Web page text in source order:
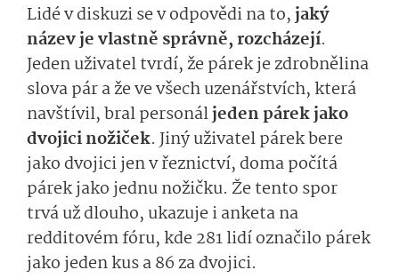
Lidé v diskuzi se v odpovědi na to, jaký
název je vlastně správně, rozcházejí.
Jeden uživatel tvrdí, že párek je zdrobnělina
slova pár a že ve všech uzenářstvích, která
navštívil, bral personáljeden párek jako
dvojici nožiček. Jiný uživatel párek bere
jako dvojici jen v řeznictví, doma počítá
párek jako jednu nožičku. Že tento spor
trvá už dlouho, ukazuje i anketa na
redditovém fóru, kde 281 lidí označilo párek
jako jeden kus a 86 za dvojici.